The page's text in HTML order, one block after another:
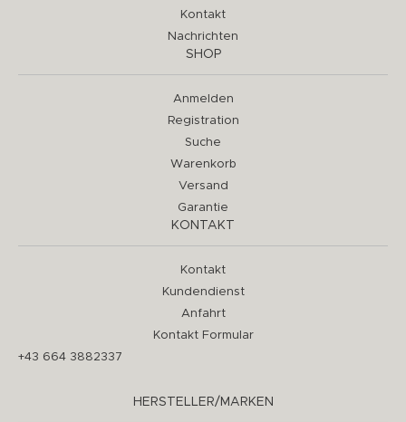
Kontakt
Nachrichten
SHOP
Anmelden
Registration
Suche
Warenkorb
Versand
Garantie
KONTAKT
Kontakt
Kundendienst
Anfahrt
Kontakt Formular
+43 664 3882337
HERSTELLER/MARKEN